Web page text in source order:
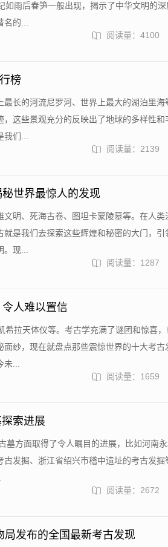
如雨后春笋一般出现，揭示了中华文明的
的...
阅读量：4100
榜
长的河流尼罗河、世界上最大的湖泊里海
这些景观充分的反映出了地球的多样性和
们...
阅读量：2139
世界最惊人的发现
文明、死海古卷、图坦卡蒙陵墓等。在人类
就是我们去探索这些辉煌和秘密的大门，引
现...
阅读量：1287
人难以置信
希拉天体仪等。考古学充满了谜团和惊喜
面纱，现在就盘点那些震惊世界的十大考古
...
阅读量：1659
索进展
墓方面取得了令人瞩目的进展，比如河南
发掘、浙江省绍兴市稽中遗址的考古发掘
阅读量：2672
发布的全国最新考古发现